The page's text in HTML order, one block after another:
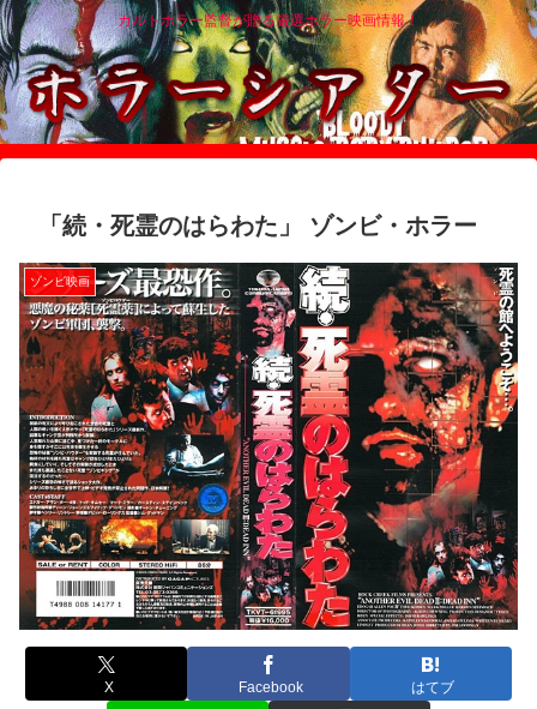
カルトホラー監督が贈る厳選ホラー映画情報！
「続・死霊のはらわた」 ゾンビ・ホラー
ゾンビ映画
X Facebook はてブ